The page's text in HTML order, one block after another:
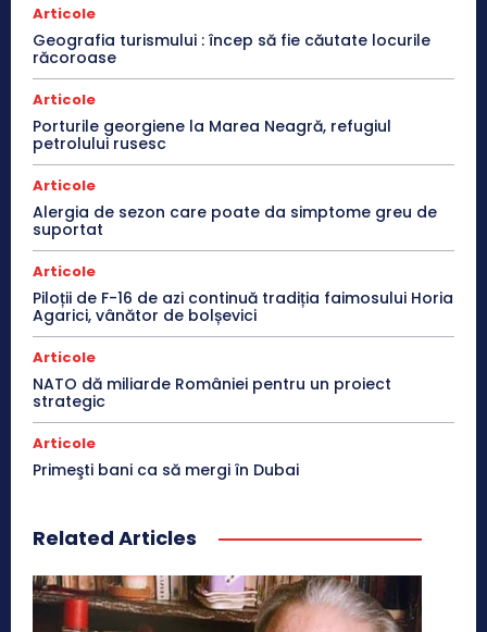
Articole
Geografia turismului : încep să fie căutate locurile
răcoroase
Articole
Porturile georgiene la Marea Neagră, refugiul
petrolului rusesc
Articole
Alergia de sezon care poate da simptome greu de
suportat
Articole
Piloții de F-16 de azi continuă tradiția faimosului Horia
Agarici, vânător de bolșevici
Articole
NATO dă miliarde României pentru un proiect
strategic
Articole
Primeşti bani ca să mergi în Dubai
Related Articles